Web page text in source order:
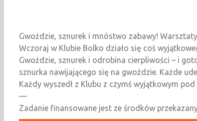
Gwoździe, sznurek i mnóstwo zabawy!
Wczoraj w Klubie Bolko działo się coś
Gwoździe, sznurek i odrobina cierpliwości – i
sznurka nawijającego się na gwoździe. Każde
Każdy wyszedł z Klubu z czymś wyjątkowym
—
Zadanie finansowane jest ze środków